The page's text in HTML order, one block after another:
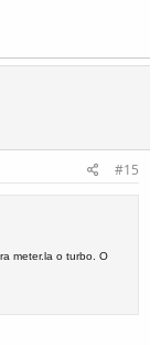
#15
meter.la o turbo. O